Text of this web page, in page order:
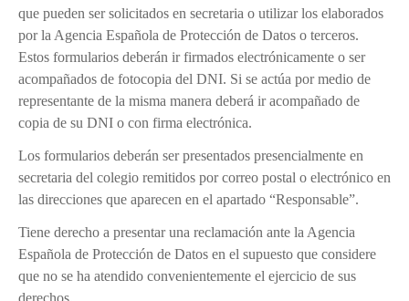
que pueden ser solicitados en secretaria o utilizar los elaborados
por la Agencia Española de Protección de Datos o terceros.
Estos formularios deberán ir firmados electrónicamente o ser
acompañados de fotocopia del DNI. Si se actúa por medio de
representante de la misma manera deberá ir acompañado de
copia de su DNI o con firma electrónica.
Los formularios deberán ser presentados presencialmente en
secretaria del colegio remitidos por correo postal o electrónico en
las direcciones que aparecen en el apartado “Responsable”.
Tiene derecho a presentar una reclamación ante la Agencia
Española de Protección de Datos en el supuesto que considere
que no se ha atendido convenientemente el ejercicio de sus
derechos.